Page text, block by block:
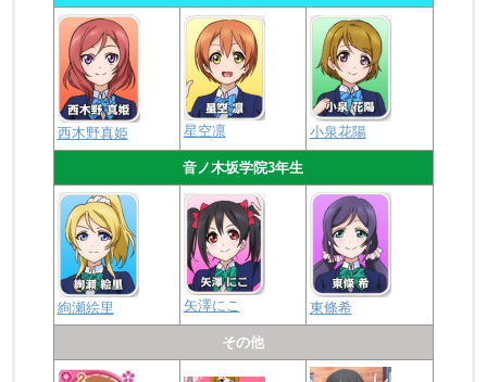
西木野真姫 星空凛 小泉花陽
音ノ木坂学院3年生
絢瀬絵里 矢澤にこ 東條希
その他